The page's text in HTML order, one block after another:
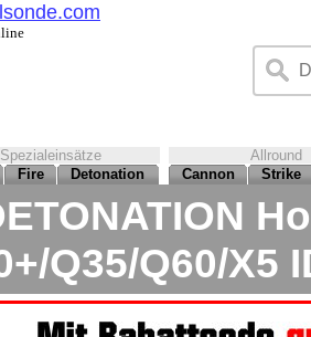
Spezialeinsätze
Allround
Fire Detonation Cannon Strike
Q35/Q60/X5